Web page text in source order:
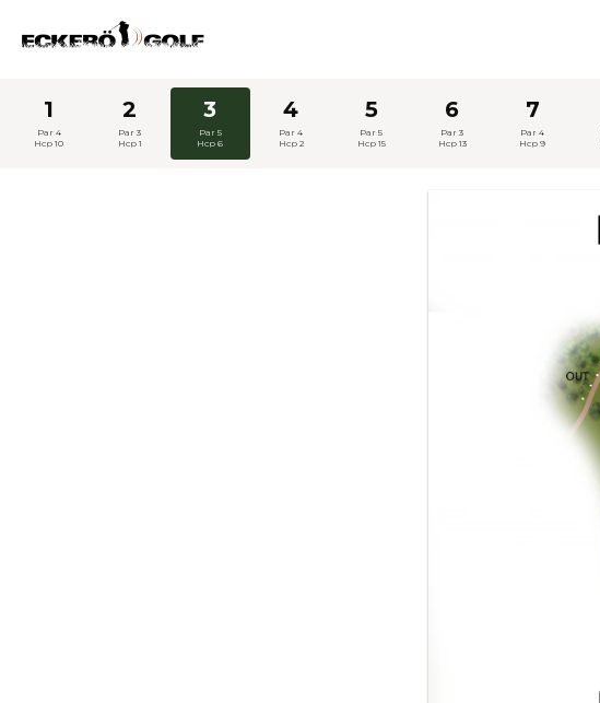
1
Par 4
Hcp 10
2
Par 3
Hcp 1
3
Par 5
Hcp 6
4
Par 4
Hcp 2
5
Par 5
Hcp 15
6
Par 3
Hcp 13
7
Par 4
Hcp 9